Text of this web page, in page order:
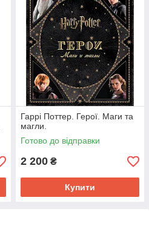
Гаррі Поттер. Герої. Маги та
магли.
Готово до відправки
2 200 ₴
Купити